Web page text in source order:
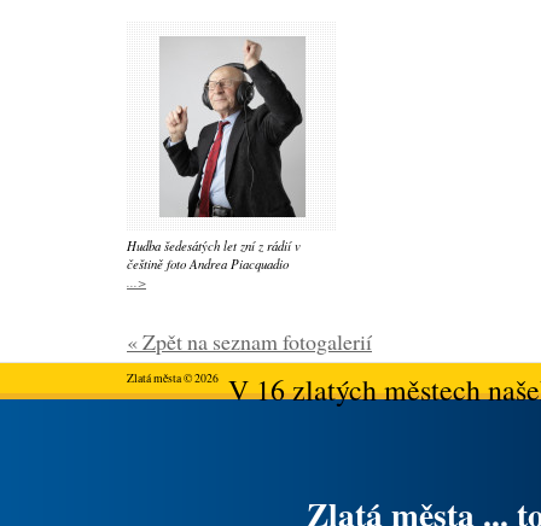
Hudba šedesátých let zní z rádií v
češtině foto Andrea Piacquadio
...>
« Zpět na seznam fotogalerií
Zlatá města © 2026V 16 zlatých městech
Zlatá města ...